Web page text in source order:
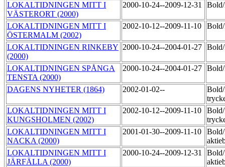
LOKALTIDNINGEN MITT I
VÄSTERORT (2000)
2000-10-24--2009-12-31
LOKALTIDNINGEN MITT I
ÖSTERMALM (2002)
2002-10-12--2009-11-10
LOKALTIDNINGEN RINKEBY
(2000)
2000-10-24--2004-01-27
LOKALTIDNINGEN SPÅNGA
TENSTA (2000)
2000-10-24--2004-01-27
DAGENS NYHETER (1864) 2002-01-02--
LOKALTIDNINGEN MITT I
KUNGSHOLMEN (2002)
2002-10-12--2009-11-10
LOKALTIDNINGEN MITT I
NACKA (2000)
2001-01-30--2009-11-10
LOKALTIDNINGEN MITT I
JÄRFÄLLA (2000)
2000-10-24--2009-12-31